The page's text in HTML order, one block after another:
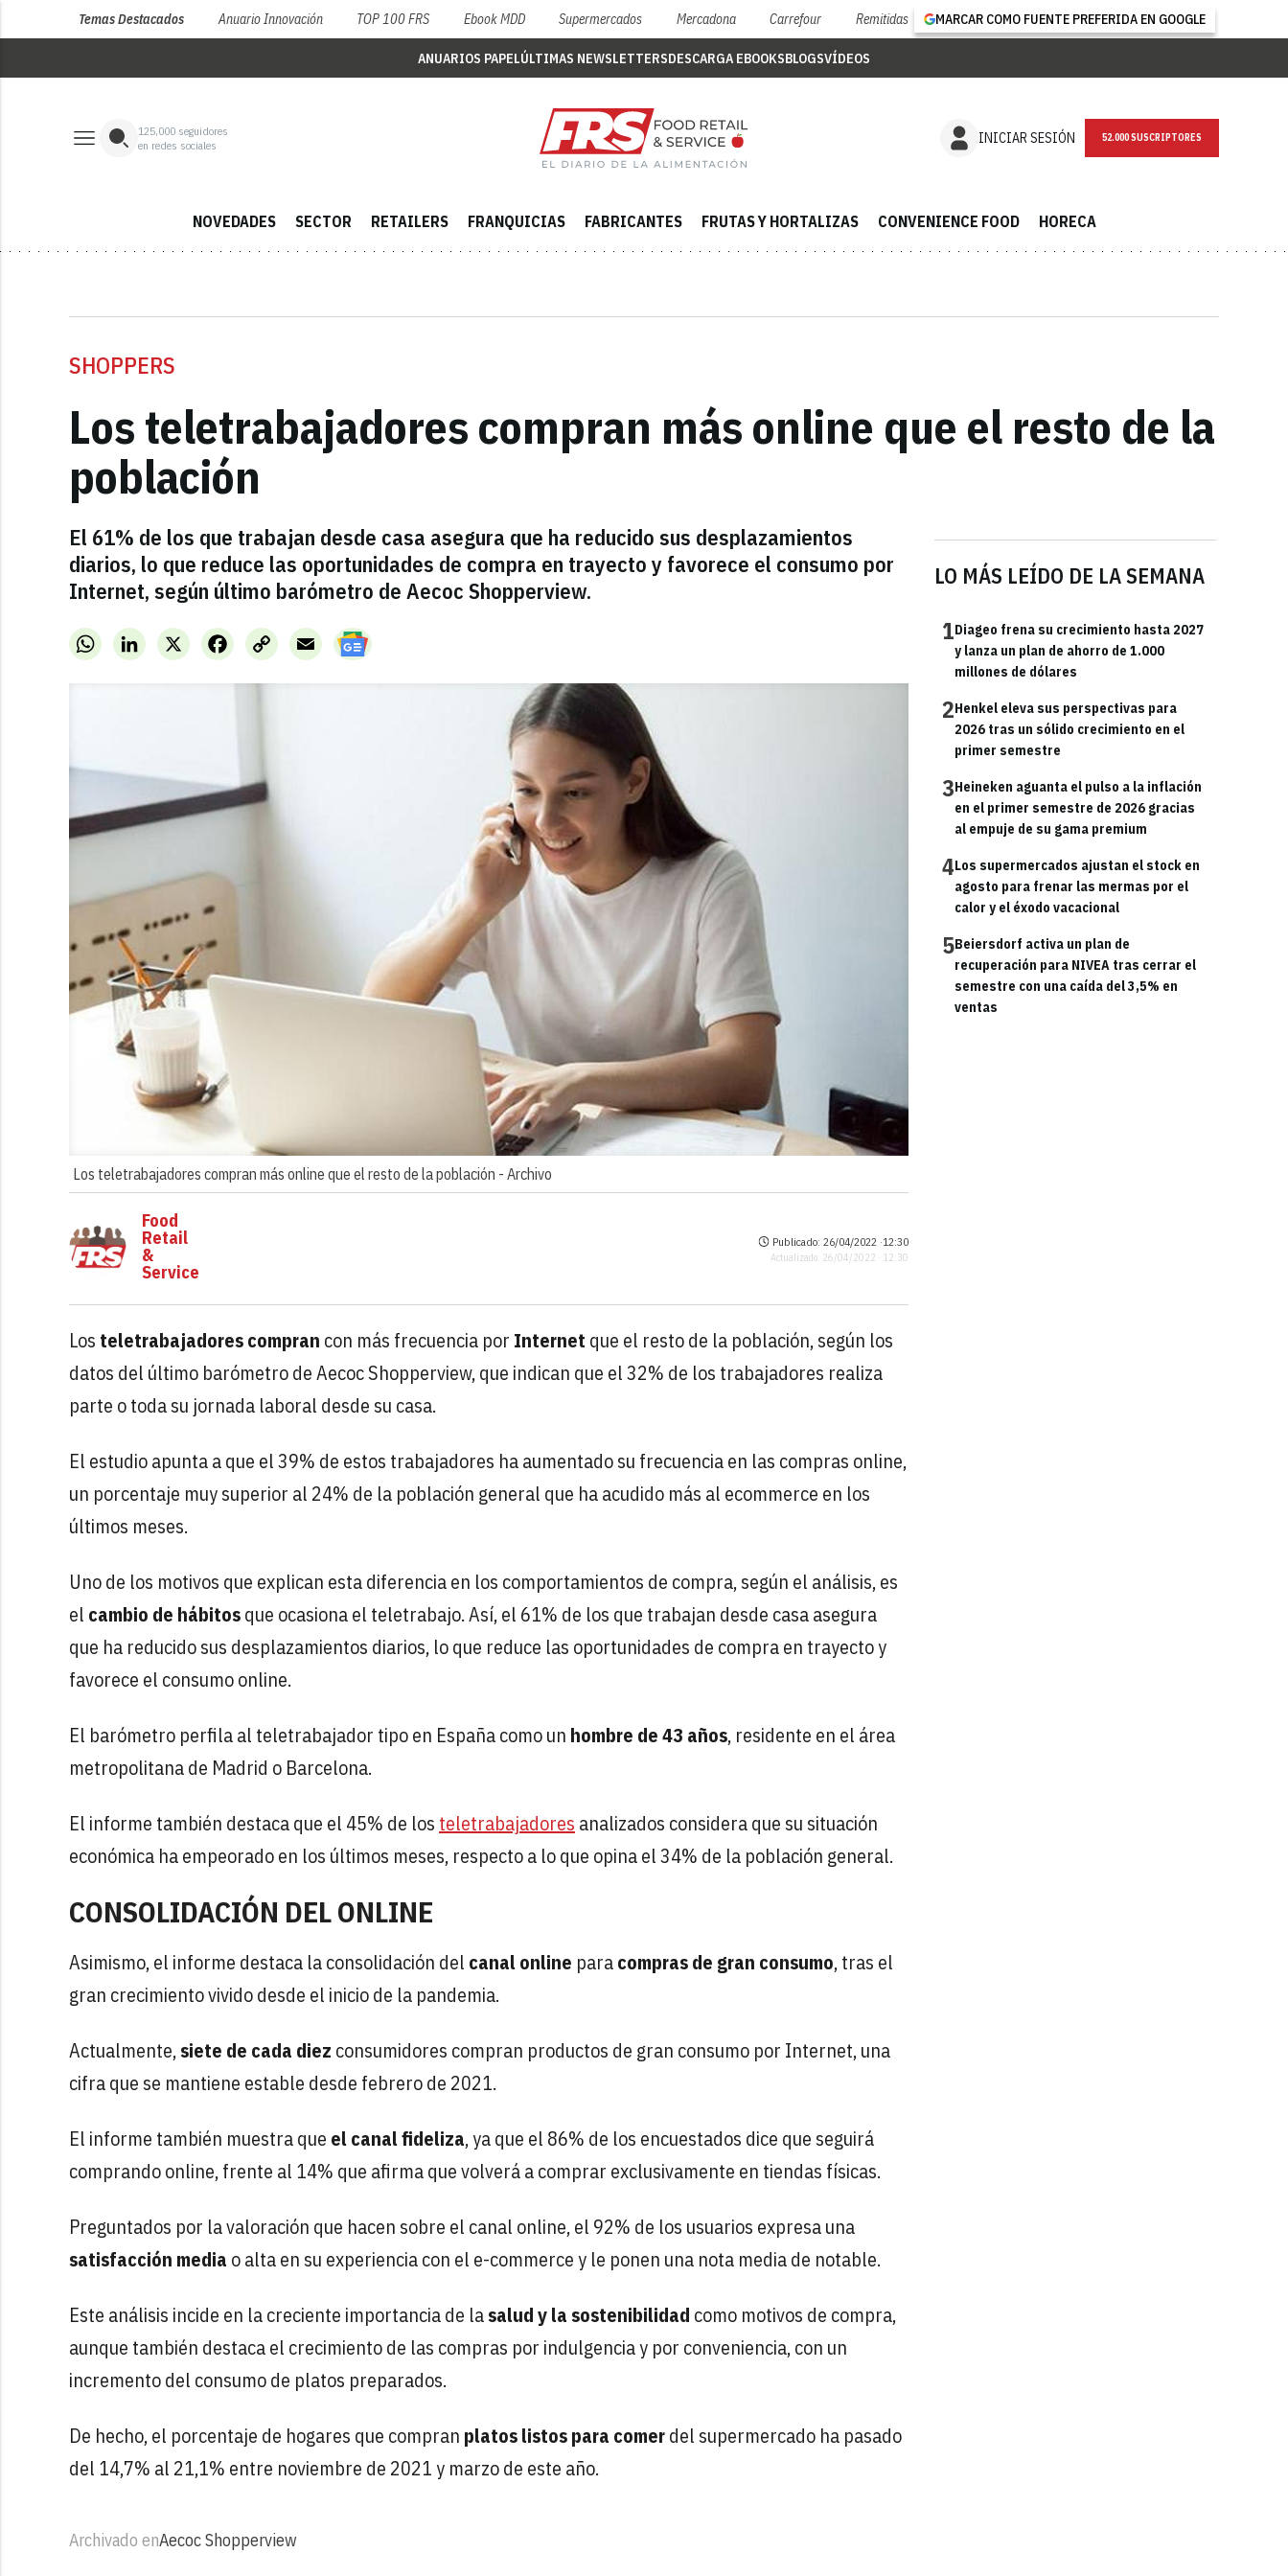
Temas Destacados Anuario Innovación TOP 100 FRS Ebook MDD Supermercados Mercadona Carrefour Remitidas MARCAR COMO FUENTE PREFERIDA EN GOOGLE
ANUARIOS PAPELÚLTIMAS NEWSLETTERSDESCARGA EBOOKSBLOGSVÍDEOS
125,000 seguidores
en redes sociales
INICIAR SESIÓN NEWSLETTER
NOVEDADES SECTOR RETAILERS FRANQUICIAS FABRICANTES FRUTAS Y HORTALIZAS CONVENIENCE FOOD HORECA
SHOPPERS
Los teletrabajadores compran más online que el resto de la
población
El 61% de los que trabajan desde casa asegura que ha reducido sus desplazamientos
diarios, lo que reduce las oportunidades de compra en trayecto y favorece el consumo por
Internet, según último barómetro de Aecoc Shopperview.
WhatsAppLinkedInX FacebookCopy
Link
Email
Los teletrabajadores compran más online que el resto de la población - Archivo
LO MÁS LEÍDO DE LA SEMANA
1Diageo frena su crecimiento hasta 2027
y lanza un plan de ahorro de 1.000
millones de dólares
2Henkel eleva sus perspectivas para
2026 tras un sólido crecimiento en el
primer semestre
3Heineken aguanta el pulso a la inflación
en el primer semestre de 2026 gracias
al empuje de su gama premium
4Los supermercados ajustan el stock en
agosto para frenar las mermas por el
calor y el éxodo vacacional
5Beiersdorf activa un plan de
recuperación para NIVEA tras cerrar el
semestre con una caída del 3,5% en
ventas
Food
Retail
&
Service
Publicado: 26/04/2022 ·12:30
Actualizado: 26/04/2022 · 12:30
Los teletrabajadores compran con más frecuencia por Internet que el resto de la población, según los
datos del último barómetro de Aecoc Shopperview, que indican que el 32% de los trabajadores realiza
parte o toda su jornada laboral desde su casa.
El estudio apunta a que el 39% de estos trabajadores ha aumentado su frecuencia en las compras online,
un porcentaje muy superior al 24% de la población general que ha acudido más al ecommerce en los
últimos meses.
Uno de los motivos que explican esta diferencia en los comportamientos de compra, según el análisis, es
el cambio de hábitosque ocasiona el teletrabajo. Así, el 61% de los que trabajan desde casa asegura
que ha reducido sus desplazamientos diarios, lo que reduce las oportunidades de compra en trayecto y
favorece el consumo online.
El barómetro perfila al teletrabajador tipo en España como un hombre de 43 años, residente en el área
metropolitana de Madrid o Barcelona.
El informe también destaca que el 45% de los teletrabajadores analizados considera que su situación
económica ha empeorado en los últimos meses, respecto a lo que opina el 34% de la población general.
CONSOLIDACIÓN DEL ONLINE
Asimismo, el informe destaca la consolidación del canal online paracompras de gran consumo, tras el
gran crecimiento vivido desde el inicio de la pandemia.
Actualmente,siete de cada diez consumidores compran productos de gran consumo por Internet, una
cifra que se mantiene estable desde febrero de 2021.
El informe también muestra que el canal fideliza, ya que el 86% de los encuestados dice que seguirá
comprando online, frente al 14% que afirma que volverá a comprar exclusivamente en tiendas físicas.
Preguntados por la valoración que hacen sobre el canal online, el 92% de los usuarios expresa una
satisfacción media o alta en su experiencia con el e-commerce y le ponen una nota media de notable.
Este análisis incide en la creciente importancia de lasalud y la sostenibilidad como motivos de compra,
aunque también destaca el crecimiento de las compras por indulgencia y por conveniencia, con un
incremento del consumo de platos preparados.
De hecho, el porcentaje de hogares que compran platos listos para comerdel supermercado ha pasado
del 14,7% al 21,1% entre noviembre de 2021 y marzo de este año.
Archivado enAecoc Shopperview